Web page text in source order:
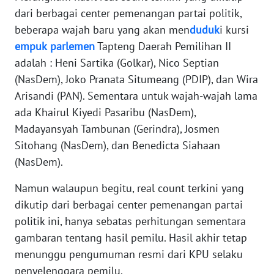
dari berbagai center pemenangan partai politik,
beberapa wajah baru yang akan menduduki kursi
empuk parlemenTapteng Daerah Pemilihan II
adalah : Heni Sartika (Golkar), Nico Septian
(NasDem), Joko Pranata Situmeang (PDIP), dan Wira
Arisandi (PAN). Sementara untuk wajah-wajah lama
ada Khairul Kiyedi Pasaribu (NasDem),
Madayansyah Tambunan (Gerindra), Josmen
Sitohang (NasDem), dan Benedicta Siahaan
(NasDem).
Namun walaupun begitu, real count terkini yang
dikutip dari berbagai center pemenangan partai
politik ini, hanya sebatas perhitungan sementara
gambaran tentang hasil pemilu. Hasil akhir tetap
menunggu pengumuman resmi dari KPU selaku
penyelenggara pemilu.
WN
KALTARA
KALSEL
WN
KALTIM
WN
WN
GORONTALO
WN
SULUT